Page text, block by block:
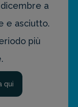
a
e asciutto.
più
qui